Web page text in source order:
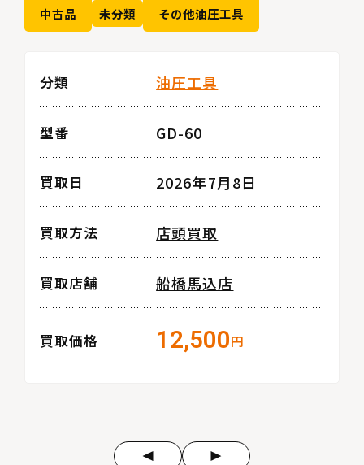
中古品 未分類 その他油圧工具
分類 油圧工具
型番 GD-60
買取日 2026年7月8日
買取方法 店頭買取
買取店舗 船橋馬込店
買取価格 12,500円